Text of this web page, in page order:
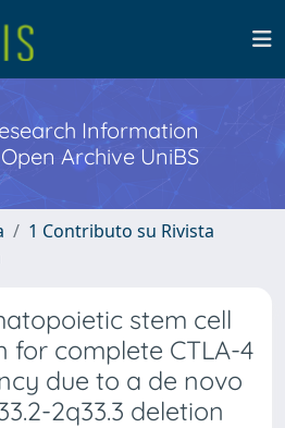
Information
Open Archive UniBS
1 Contributo su Rivista
stem cell
complete CTLA-4
due to a de novo
2q33.3 deletion